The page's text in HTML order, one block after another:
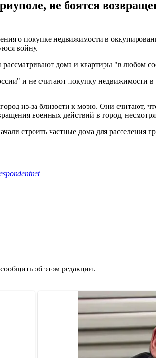
не боятся
о покупке недвижимости в
войну.
дома и квартиры "в любом
и не считают покупку недвижимости
из-за близости к морю. Они считают,
военных действий в город,
строить частные дома для
об этом редакции.